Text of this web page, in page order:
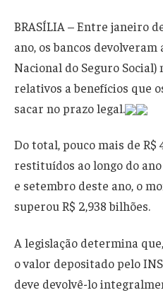
BRASÍLIA – Entre janeiro
ano, os bancos
Nacional do Seguro Social)
relativos a benefícios que
sacar no prazo legal.
Do total, pouco mais de R$
restituídos ao longo do
e setembro deste ano, o
superou R$ 2,938 bilhões.
A legislação determina
o valor depositado pelo
deve devolvê-lo